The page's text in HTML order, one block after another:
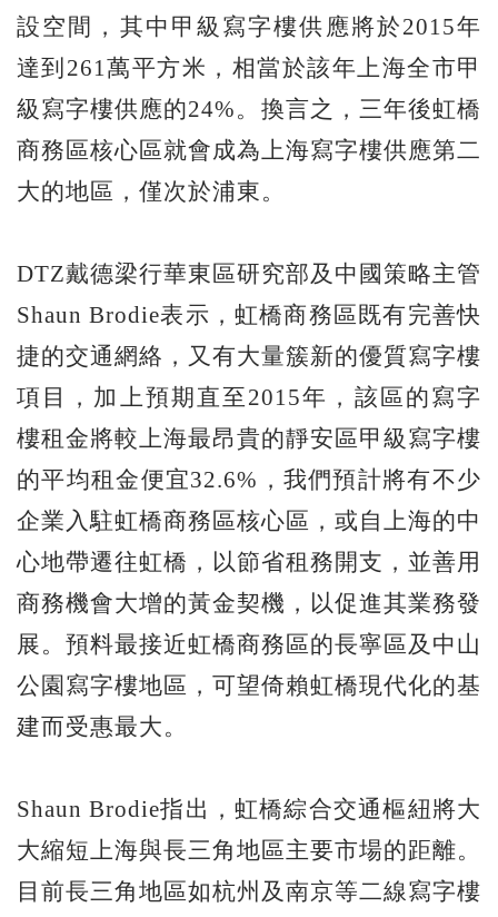
設空間，其中甲級寫字樓供應將於2015年
達到261萬平方米，相當於該年上海全市甲
級寫字樓供應的24%。換言之，三年後虹橋
商務區核心區就會成為上海寫字樓供應第二
大的地區，僅次於浦東。
DTZ戴德梁行華東區研究部及中國策略主管
Shaun Brodie表示，虹橋商務區既有完善快
捷的交通網絡，又有大量簇新的優質寫字樓
項目，加上預期直至2015年，該區的寫字
樓租金將較上海最昂貴的靜安區甲級寫字樓
的平均租金便宜32.6%，我們預計將有不少
企業入駐虹橋商務區核心區，或自上海的中
心地帶遷往虹橋，以節省租務開支，並善用
商務機會大增的黃金契機，以促進其業務發
展。預料最接近虹橋商務區的長寧區及中山
公園寫字樓地區，可望倚賴虹橋現代化的基
建而受惠最大。
Shaun Brodie指出，虹橋綜合交通樞紐將大
大縮短上海與長三角地區主要市場的距離。
目前長三角地區如杭州及南京等二線寫字樓